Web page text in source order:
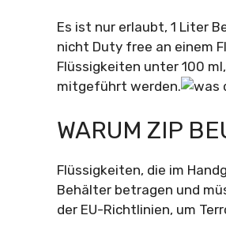
Es ist nur erlaubt, 1 Liter
nicht Duty free an einem
Flüssigkeiten unter 100
mitgeführt werden.
WARUM ZIP
Flüssigkeiten, die im
Behälter betragen und
der EU-Richtlinien, um